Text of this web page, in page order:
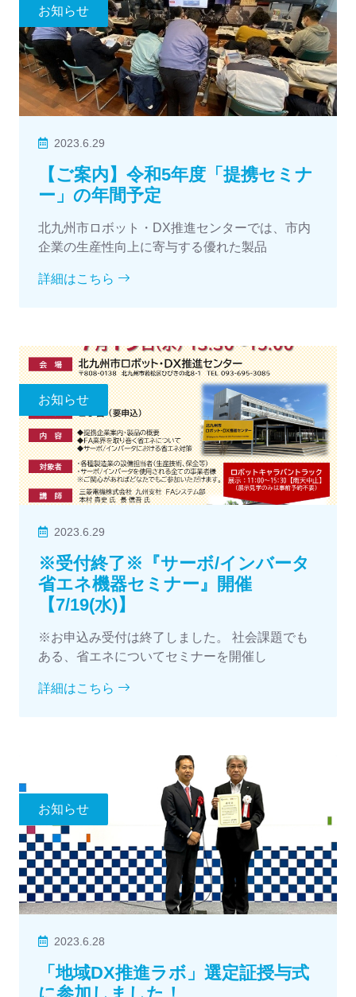
お知らせ
2023.6.29
【ご案内】令和5年度「提携セミナ
ー」の年間予定
北九州市ロボット・DX推進センターでは、市内
企業の生産性向上に寄与する優れた製品
詳細はこちら
お知らせ
2023.6.29
※受付終了※『サーボ/インバータ
省エネ機器セミナー』開催
【7/19(水)】
※お申込み受付は終了しました。 社会課題でも
ある、省エネについてセミナーを開催し
詳細はこちら
お知らせ
2023.6.28
「地域DX推進ラボ」選定証授与式